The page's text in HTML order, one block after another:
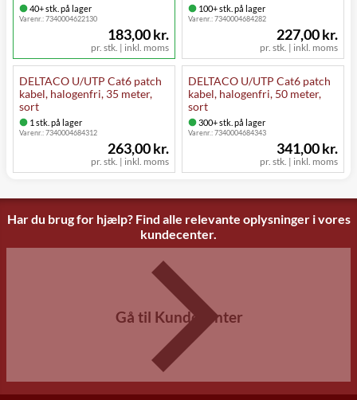
40+ stk. på lager
Varenr.:7340004622130
pr. stk. | inkl. moms
183,00 kr.
100+ stk. på lager
Varenr.:7340004684282
pr. stk. | inkl. moms
227,00 kr.
DELTACO U/UTP Cat6 patch
kabel, halogenfri, 35 meter,
sort
1 stk. på lager
Varenr.:7340004684312
pr. stk. | inkl. moms
263,00 kr.
DELTACO U/UTP Cat6 patch
kabel, halogenfri, 50 meter,
sort
300+ stk. på lager
Varenr.:7340004684343
pr. stk. | inkl. moms
341,00 kr.
Har du brug for hjælp? Find alle relevante oplysninger i vores
kundecenter.
Gå til Kundecenter